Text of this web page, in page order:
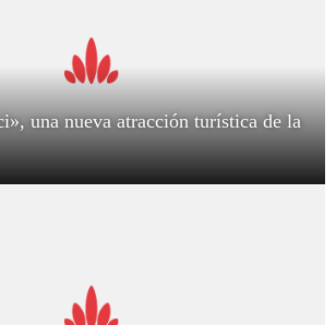
una nueva atracción turística de la